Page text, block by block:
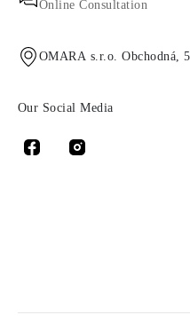
Online Consultation
OMARA s.r.o. Obchodná,
Our Social Media